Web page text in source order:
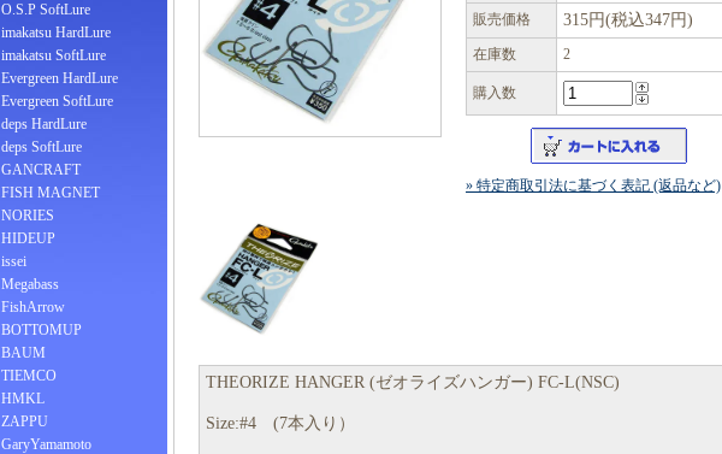
O.S.P SoftLure
imakatsu HardLure
imakatsu SoftLure
Evergreen HardLure
Evergreen SoftLure
deps HardLure
deps SoftLure
GANCRAFT
FISH MAGNET
NORIES
HIDEUP
issei
Megabass
FishArrow
BOTTOMUP
BAUM
TIEMCO
HMKL
ZAPPU
GaryYamamoto
販売価格 315円(税込347円)
在庫数 2
購入数
» 特定商取引法に基づく表記 (返品など)
THEORIZE HANGER (ゼオライズハンガー) FC-L(NSC)
Size:#4 (7本入り）